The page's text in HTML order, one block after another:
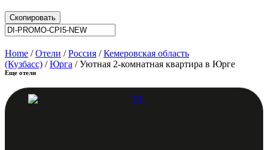
Скопировать
Home /Отели /Россия /Кемеровская область
(Кузбасс) /Юрга / Уютная 2-комнатная квартира в Юрге
Еще отели